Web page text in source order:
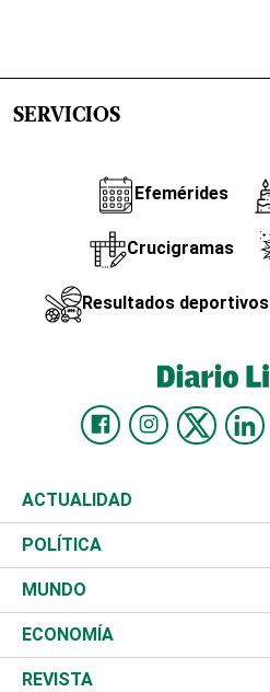
SERVICIOS
Efemérides
Crucigramas
Resultados deportivos
ACTUALIDAD
Nacional
Ciudad
Educación
Salud
POLÍTICA
Partidos
JCE
TSE
MUNDO
Estados Unidos
América Latina
ECONOMÍA
Finanzas
REVISTA